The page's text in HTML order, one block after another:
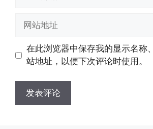
址
址
在此浏览器中保存我的显示名称
站地址，以便下次评论时使用。